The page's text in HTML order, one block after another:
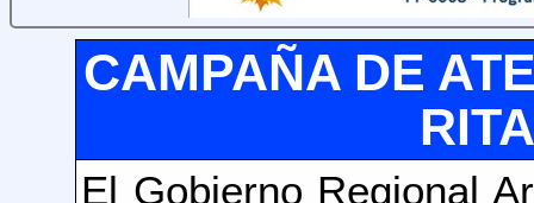
SIMULACRO DEL 13/09/
CAMPAÑA DE
El Gobierno Regional